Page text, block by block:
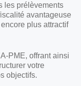
les prélèvements
avantageuse
plus attractif
PME, offrant ainsi
votre
objectifs.